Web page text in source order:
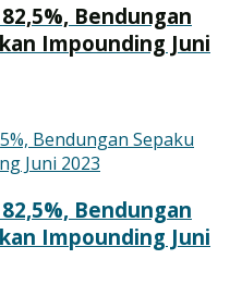
Bendungan
Impounding Juni
Bendungan
Impounding Juni